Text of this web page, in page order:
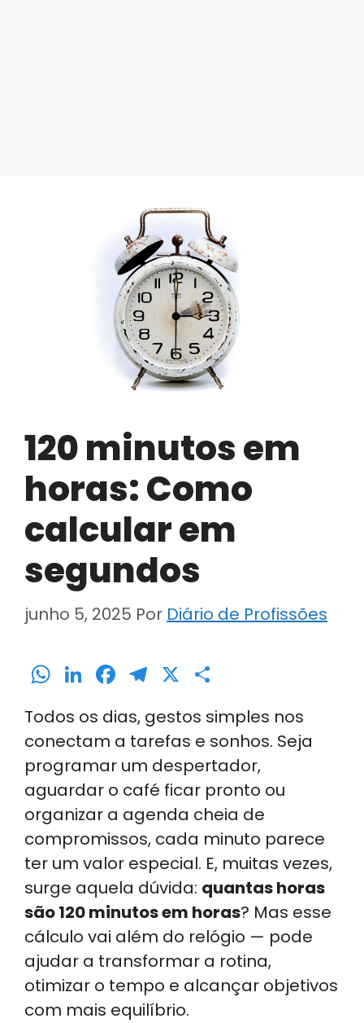
120 minutos em
horas: Como
calcular em
segundos
junho 5, 2025 Por Diário de Profissões
W
a
ts
A
p
p
Li
k
e
dI
n
F
c
e
b
o
o
k
T
e
gr
a
m
X
h
ar
e
Todos os dias, gestos simples nos
conectam a tarefas e sonhos. Seja
programar um despertador,
aguardar o café ficar pronto ou
organizar a agenda cheia de
compromissos, cada minuto parece
ter um valor especial. E, muitas vezes,
surge aquela dúvida: quantas horas
são 120 minutos em horas? Mas esse
cálculo vai além do relógio — pode
ajudar a transformar a rotina,
otimizar o tempo e alcançar objetivos
com mais equilíbrio.